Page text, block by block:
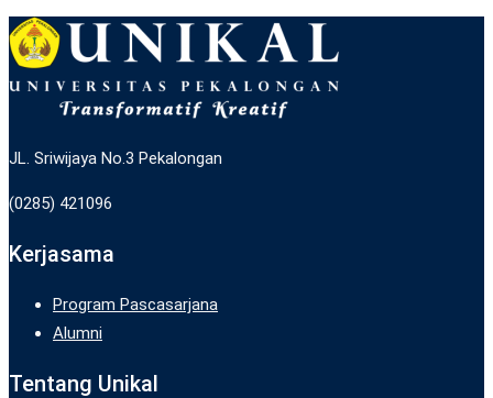
JL. Sriwijaya No.3 Pekalongan
(0285) 421096
Kerjasama
Program Pascasarjana
Alumni
Tentang Unikal